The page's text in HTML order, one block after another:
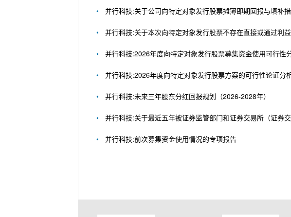
并行科技:关于公司向特定对象发行股票摊薄即期回报与填补
并行科技:关于本次向特定对象发行股票不存在直接或通过利
并行科技:2026年度向特定对象发行股票募集资金使用可行性
并行科技:2026年度向特定对象发行股票方案的可行性论证分
并行科技:未来三年股东分红回报规划（2026-2028年）
并行科技:关于最近五年被证券监管部门和证券交易所（证券
并行科技:前次募集资金使用情况的专项报告